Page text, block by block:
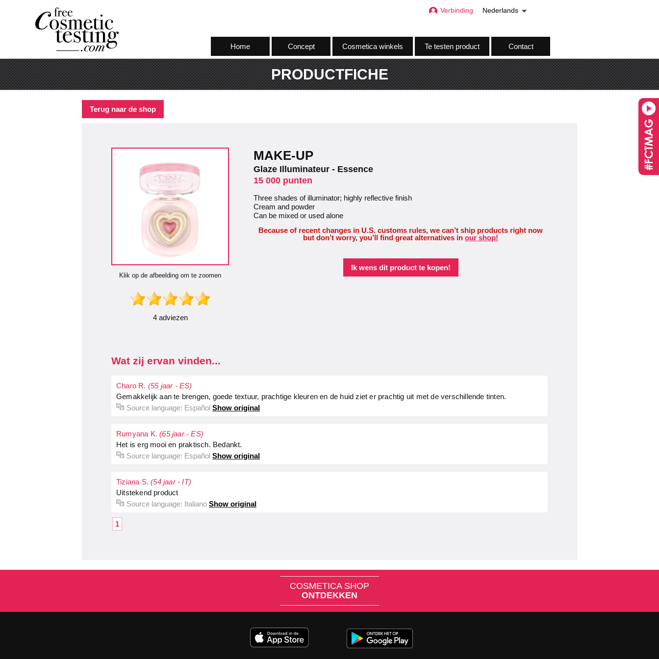
Home Concept Cosmetica winkels Te testen product Contact
Verbinding Nederlands
PRODUCTFICHE
Terug naar de shop
Klik op de afbeelding om te zoomen
4 adviezen
MAKE-UP
Glaze Illuminateur - Essence
15 000 punten
Three shades of illuminator; highly reflective finish
Cream and powder
Can be mixed or used alone
Because of recent changes in U.S. customs rules, we can’t ship products right now
but don’t worry, you’ll find great alternatives in our shop!
Ik wens dit product te kopen!
Wat zij ervan vinden...
Charo R. (55 jaar - ES)
Gemakkelijk aan te brengen, goede textuur, prachtige kleuren en de huid ziet er prachtig uit met de verschillende tinten.
Source language: Español Show original
Rumyana K.(65 jaar - ES)
Het is erg mooi en praktisch. Bedankt.
Source language: Español Show original
Tiziana S.(54 jaar - IT)
Uitstekend product
Source language: Italiano Show original
1
COSMETICA SHOP
ONTDEKKEN